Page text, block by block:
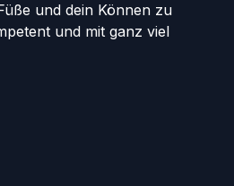
und dein Können zu
und mit ganz viel